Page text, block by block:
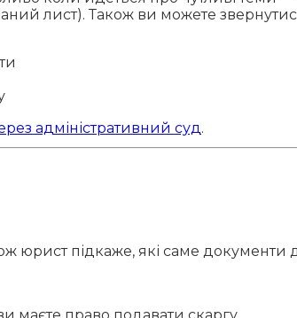
лист). Також ви можете
адміністративний суд.
юрист підкаже, які саме документи